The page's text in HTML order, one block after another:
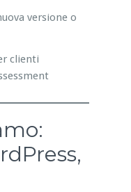
versione o
clienti